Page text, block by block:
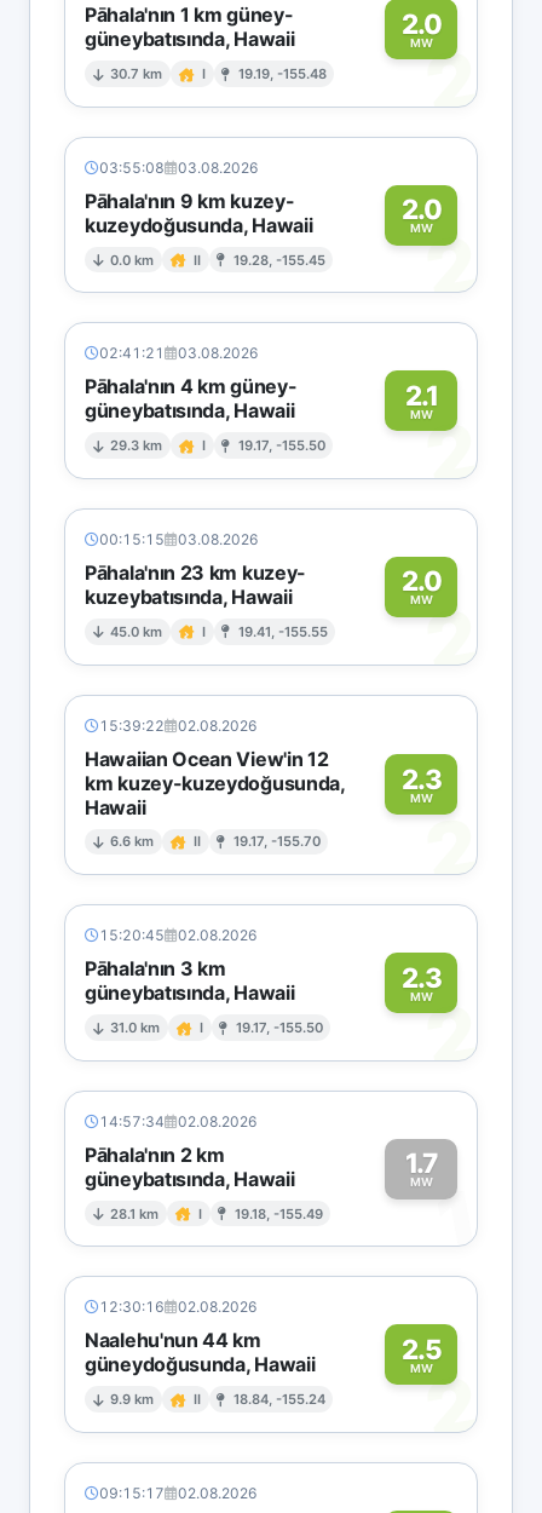
Pāhala'nın 1 km güney-
güneybatısında, Hawaii
30.7 km I 19.19, -155.48
2.0
MW2
03:55:08 03.08.2026
Pāhala'nın 9 km kuzey-
kuzeydoğusunda, Hawaii
0.0 km II 19.28, -155.45
2.0
MW2
02:41:21 03.08.2026
Pāhala'nın 4 km güney-
güneybatısında, Hawaii
29.3 km I 19.17, -155.50
2.1
MW2
00:15:15 03.08.2026
Pāhala'nın 23 km kuzey-
kuzeybatısında, Hawaii
45.0 km I 19.41, -155.55
2.0
MW
2
15:39:22 02.08.2026
Hawaiian Ocean View'in 12
km kuzey-kuzeydoğusunda,
Hawaii
6.6 km II 19.17, -155.70
2.3
MW
2
15:20:45 02.08.2026
Pāhala'nın 3 km
güneybatısında, Hawaii
31.0 km I 19.17, -155.50
2.3
MW2
14:57:34 02.08.2026
Pāhala'nın 2 km
güneybatısında, Hawaii
28.1 km I 19.18, -155.49
1.7
MW1
12:30:16 02.08.2026
Naalehu'nun 44 km
güneydoğusunda, Hawaii
9.9 km II 18.84, -155.24
2.5
MW2
09:15:17 02.08.2026